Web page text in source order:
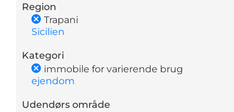
Region
Trapani
Sicilien
Kategori
immobile for varierende brug
ejendom
Udendørs område